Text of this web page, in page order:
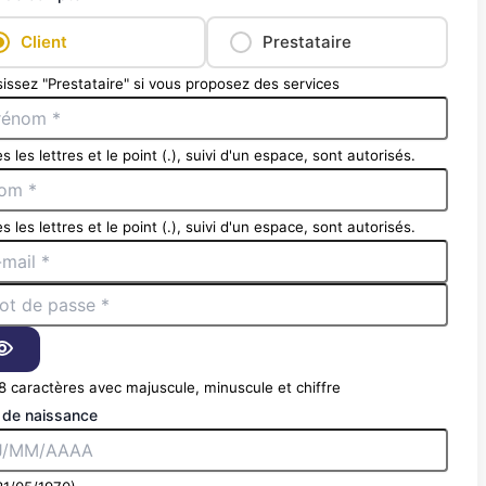
Client Prestataire
"Prestataire" si vous proposez des services
les lettres et le point (.), suivi d'un espace, sont autorisés.
les lettres et le point (.), suivi d'un espace, sont autorisés.
caractères avec majuscule, minuscule et chiffre
naissance